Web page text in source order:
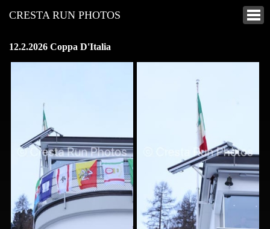
CRESTA RUN PHOTOS
12.2.2026 Coppa D'Italia